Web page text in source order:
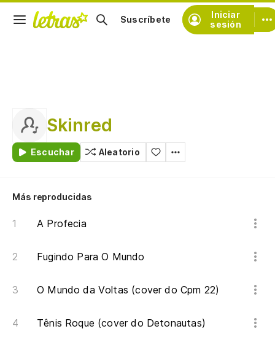
Iniciar
sesión
Suscríbete
Skinred
Escuchar Aleatorio
Más reproducidas
A Profecia
Fugindo Para O Mundo
O Mundo da Voltas (cover do Cpm 22)
Tênis Roque (cover do Detonautas)